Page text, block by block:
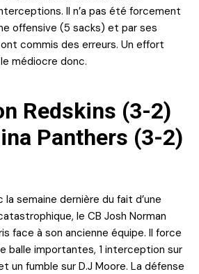
Il n’a pas été forcement
offensive (5 sacks) et par ses
commis des erreurs. Un effort
médiocre donc.
Redskins (3-2)
Panthers (3-2)
la semaine dernière du fait d’une
le CB Josh Norman
face à son ancienne équipe. Il force
balle importantes, 1 interception sur
un fumble sur D.J Moore. La défense